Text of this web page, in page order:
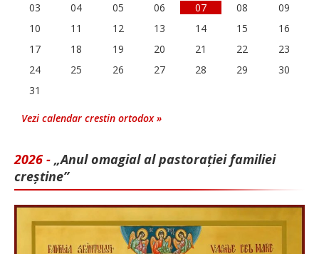
03
04 05 06 07 08
09
10
11 12 13 14 15
16
17
18 19 20 21 22
23
24
25 26 27 28 29
30
31
Vezi calendar crestin ortodox »
2026 - „Anul omagial al pastorației familiei
creștine”